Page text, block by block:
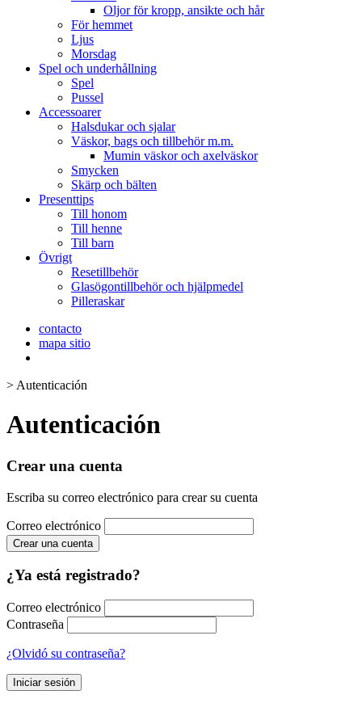
Oljor för kropp, ansikte och hår
För hemmet
Ljus
Morsdag
Spel och underhållning
Spel
Pussel
Accessoarer
Halsdukar och sjalar
Väskor, bags och tillbehör m.m.
Mumin väskor och axelväskor
Smycken
Skärp och bälten
Presenttips
Till honom
Till henne
Till barn
Övrigt
Resetillbehör
Glasögontillbehör och hjälpmedel
Pilleraskar
contacto
mapa sitio
> Autenticación
Autenticación
Crear una cuenta
Escriba su correo electrónico para crear su cuenta
Correo electrónico
Crear una cuenta
¿Ya está registrado?
Correo electrónico
Contraseña
¿Olvidó su contraseña?
Iniciar sesión